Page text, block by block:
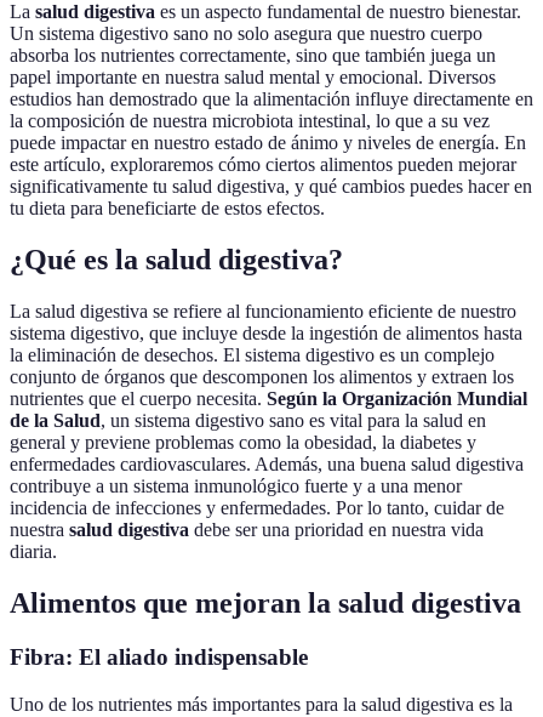
La salud digestiva es un aspecto fundamental de nuestro bienestar.
Un sistema digestivo sano no solo asegura que nuestro cuerpo
absorba los nutrientes correctamente, sino que también juega un
papel importante en nuestra salud mental y emocional. Diversos
estudios han demostrado que la alimentación influye directamente en
la composición de nuestra microbiota intestinal, lo que a su vez
puede impactar en nuestro estado de ánimo y niveles de energía. En
este artículo, exploraremos cómo ciertos alimentos pueden mejorar
significativamente tu salud digestiva, y qué cambios puedes hacer en
tu dieta para beneficiarte de estos efectos.
¿Qué es la salud digestiva?
La salud digestiva se refiere al funcionamiento eficiente de nuestro
sistema digestivo, que incluye desde la ingestión de alimentos hasta
la eliminación de desechos. El sistema digestivo es un complejo
conjunto de órganos que descomponen los alimentos y extraen los
nutrientes que el cuerpo necesita. Según la Organización Mundial
de la Salud, un sistema digestivo sano es vital para la salud en
general y previene problemas como la obesidad, la diabetes y
enfermedades cardiovasculares. Además, una buena salud digestiva
contribuye a un sistema inmunológico fuerte y a una menor
incidencia de infecciones y enfermedades. Por lo tanto, cuidar de
nuestra salud digestiva debe ser una prioridad en nuestra vida
diaria.
Alimentos que mejoran la salud digestiva
Fibra: El aliado indispensable
Uno de los nutrientes más importantes para la salud digestiva es la